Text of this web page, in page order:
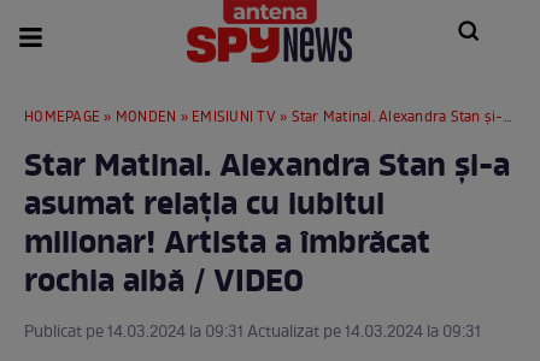
HOMEPAGE » MONDEN » EMISIUNI TV » Star Matinal. Alexandra Stan și-a asumat relația cu iubitul milionar! Artista a îmbrăcat rochia albă / VIDEO
Star Matinal. Alexandra Stan și-a
asumat relația cu iubitul
milionar! Artista a îmbrăcat
rochia albă / VIDEO
Publicat pe 14.03.2024 la 09:31 Actualizat pe 14.03.2024 la 09:31